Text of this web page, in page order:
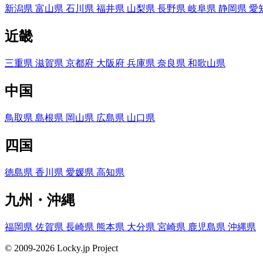
新潟県 富山県 石川県 福井県 山梨県 長野県 岐阜県 静岡県 愛
近畿
三重県 滋賀県 京都府 大阪府 兵庫県 奈良県 和歌山県
中国
鳥取県 島根県 岡山県 広島県 山口県
四国
徳島県 香川県 愛媛県 高知県
九州・沖縄
福岡県 佐賀県 長崎県 熊本県 大分県 宮崎県 鹿児島県 沖縄県
© 2009-2026 Locky.jp Project